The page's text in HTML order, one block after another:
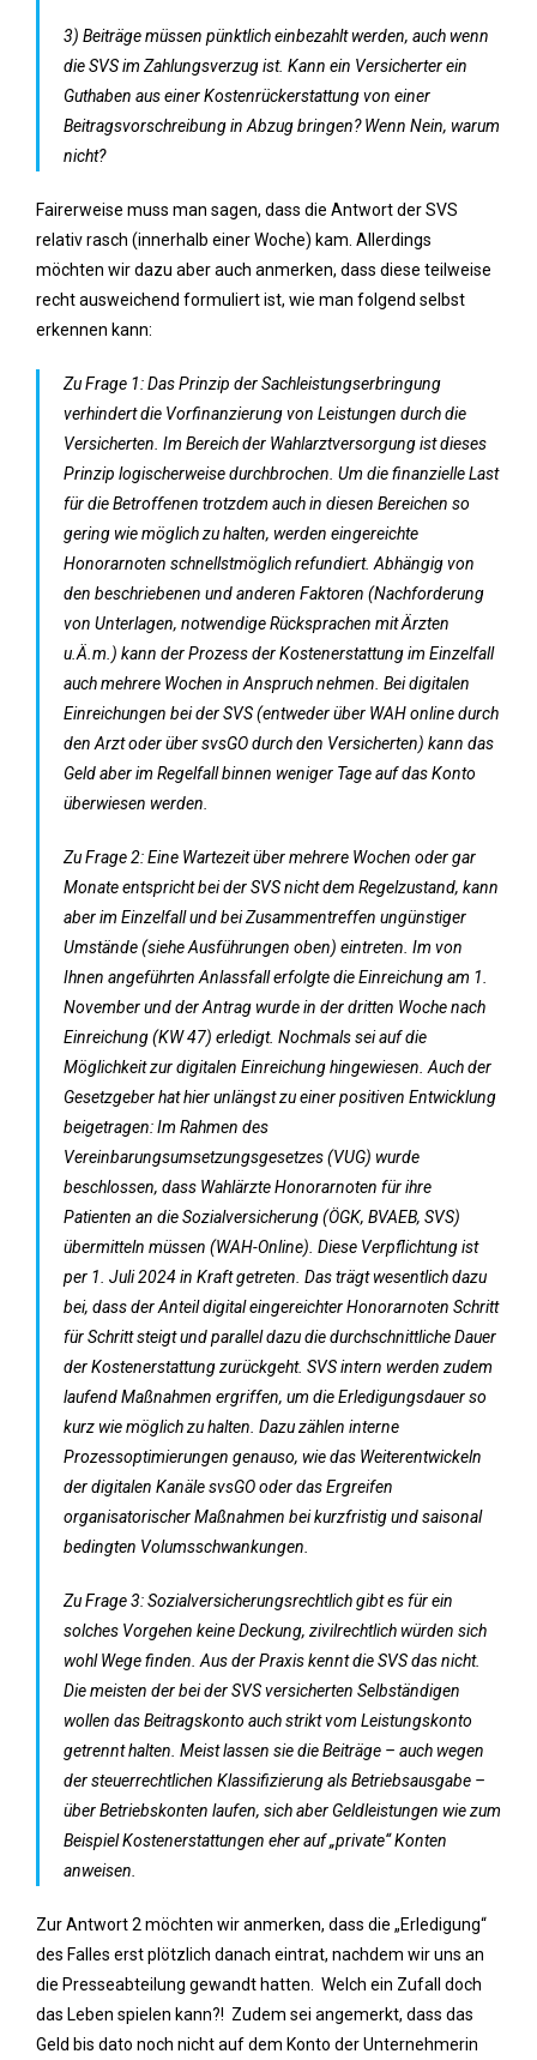
3) Beiträge müssen pünktlich einbezahlt werden, auch wenn
die SVS im Zahlungsverzug ist. Kann ein Versicherter ein
Guthaben aus einer Kostenrückerstattung von einer
Beitragsvorschreibung in Abzug bringen? Wenn Nein, warum
nicht?
Fairerweise muss man sagen, dass die Antwort der SVS
relativ rasch (innerhalb einer Woche) kam. Allerdings
möchten wir dazu aber auch anmerken, dass diese teilweise
recht ausweichend formuliert ist, wie man folgend selbst
erkennen kann:
Zu Frage 1: Das Prinzip der Sachleistungserbringung
verhindert die Vorfinanzierung von Leistungen durch die
Versicherten. Im Bereich der Wahlarztversorgung ist dieses
Prinzip logischerweise durchbrochen. Um die finanzielle Last
für die Betroffenen trotzdem auch in diesen Bereichen so
gering wie möglich zu halten, werden eingereichte
Honorarnoten schnellstmöglich refundiert. Abhängig von
den beschriebenen und anderen Faktoren (Nachforderung
von Unterlagen, notwendige Rücksprachen mit Ärzten
u.Ä.m.) kann der Prozess der Kostenerstattung im Einzelfall
auch mehrere Wochen in Anspruch nehmen. Bei digitalen
Einreichungen bei der SVS (entweder über WAH online durch
den Arzt oder über svsGO durch den Versicherten) kann das
Geld aber im Regelfall binnen weniger Tage auf das Konto
überwiesen werden.
Zu Frage 2: Eine Wartezeit über mehrere Wochen oder gar
Monate entspricht bei der SVS nicht dem Regelzustand, kann
aber im Einzelfall und bei Zusammentreffen ungünstiger
Umstände (siehe Ausführungen oben) eintreten. Im von
Ihnen angeführten Anlassfall erfolgte die Einreichung am 1.
November und der Antrag wurde in der dritten Woche nach
Einreichung (KW 47) erledigt. Nochmals sei auf die
Möglichkeit zur digitalen Einreichung hingewiesen. Auch der
Gesetzgeber hat hier unlängst zu einer positiven Entwicklung
beigetragen: Im Rahmen des
Vereinbarungsumsetzungsgesetzes (VUG) wurde
beschlossen, dass Wahlärzte Honorarnoten für ihre
Patienten an die Sozialversicherung (ÖGK, BVAEB, SVS)
übermitteln müssen (WAH-Online). Diese Verpflichtung ist
per 1. Juli 2024 in Kraft getreten. Das trägt wesentlich dazu
bei, dass der Anteil digital eingereichter Honorarnoten Schritt
für Schritt steigt und parallel dazu die durchschnittliche Dauer
der Kostenerstattung zurückgeht. SVS intern werden zudem
laufend Maßnahmen ergriffen, um die Erledigungsdauer so
kurz wie möglich zu halten. Dazu zählen interne
Prozessoptimierungen genauso, wie das Weiterentwickeln
der digitalen Kanäle svsGO oder das Ergreifen
organisatorischer Maßnahmen bei kurzfristig und saisonal
bedingten Volumsschwankungen.
Zu Frage 3: Sozialversicherungsrechtlich gibt es für ein
solches Vorgehen keine Deckung, zivilrechtlich würden sich
wohl Wege finden. Aus der Praxis kennt die SVS das nicht.
Die meisten der bei der SVS versicherten Selbständigen
wollen das Beitragskonto auch strikt vom Leistungskonto
getrennt halten. Meist lassen sie die Beiträge – auch wegen
der steuerrechtlichen Klassifizierung als Betriebsausgabe –
über Betriebskonten laufen, sich aber Geldleistungen wie zum
Beispiel Kostenerstattungen eher auf „private“ Konten
anweisen.
Zur Antwort 2 möchten wir anmerken, dass die „Erledigung“
des Falles erst plötzlich danach eintrat, nachdem wir uns an
die Presseabteilung gewandt hatten. Welch ein Zufall doch
das Leben spielen kann?! Zudem sei angemerkt, dass das
Geld bis dato noch nicht auf dem Konto der Unternehmerin